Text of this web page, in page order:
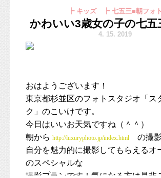
発表会帰りに可愛い素敵なドレスで
したよ！
ご参加いただきました皆さまあ
ざいます（＾＾）
スマッシュケーキ撮影をした女の子
ご紹介しますね♡
┣ キッズ ┣ 七五三■朝フォト
かわいい3歳女の子の七五
4. 15. 2019
おはようございます！
東京都杉並区のフォトスタジオ「ス
ク」のこいけです。
今日はいいお天気ですね（＾＾）
朝から http://luxuryphoto.jp/index.html
の撮影
自分を魅力的に撮影してもらえるオ
のスペシャルな
撮影プランです！気になる方は是非